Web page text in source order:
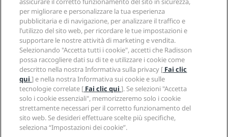
Hotel per famiglie
Salute e sicurezza
Opportunità di lavoro in RHG
Opportunità di lavoro in PPHE
Opportunità di lavoro in EHL
The Club by RHG
Opportunità di sviluppo
Responsible Business
Approvvigionamento
Centro sulla privacy
Note legali
Termini e condizioni di Radisson Rewards
Termini e condizioni di utilizzo del sito
Accessibilità digitale
Dichiarazione sulla schiavitù moderna
Aiuto
Avvisi per i consumatori
Contatti
Domande frequenti
Mappa del sito
Social media
Marchi Radisson Hotels
per migliorare e personalizzare la tua esperienza
pubblicitaria e di navigazione, per analizzare il traffico e
l’utilizzo del sito web, per ricordare le tue impostazioni e
supportare le nostre attività di marketing e vendita.
Selezionando "Accetta tutti i cookie", accetti che Radisson
possa raccogliere dati su di te e utilizzare i cookie come
descritto nella nostra Informativa sulla privacy [ Fai clic
qui] e nella nostra Informativa sui cookie e sulle
tecnologie correlate [ Fai clic qui]. Se selezioni "Accetta
solo i cookie essenziali", memorizzeremo solo i cookie
strettamente necessari per il corretto funzionamento del
sito web. Se desideri effettuare scelte più specifiche,
seleziona “Impostazioni dei cookie”.